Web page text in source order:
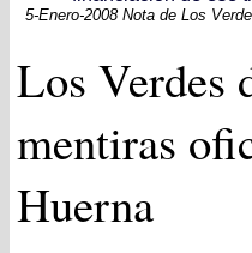
5-Enero-2008 Nota de Los
Los Verdes
mentiras
Huerna